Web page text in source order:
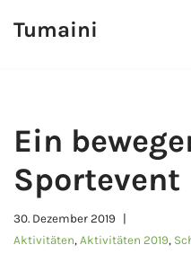
Tumaini
Ein
Sportevent
30. Dezember 2019
Aktivitäten, Aktivitäten 2019,